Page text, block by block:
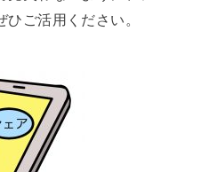
ひご活用ください。